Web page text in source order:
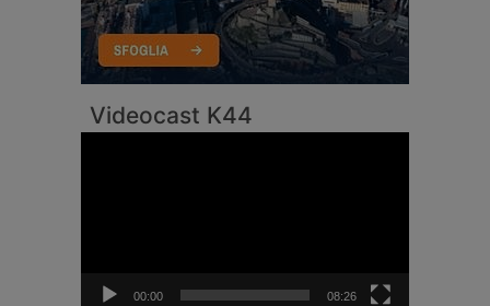
Videocast K44
00:00 08:26